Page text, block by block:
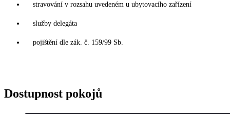
stravování v rozsahu uvedeném u ubytovacího zařízení
služby delegáta
pojištění dle zák. č. 159/99 Sb.
Dostupnost pokojů